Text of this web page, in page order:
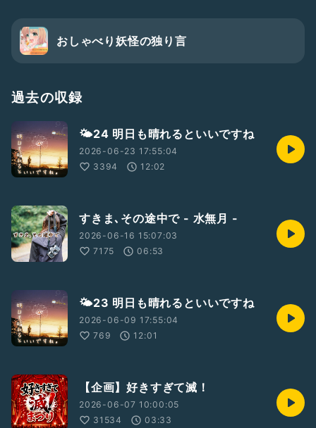
┉ ─ ┉ ─ ┉ ─ ┉ ─ ┉ ─
お便りは質問から🙇🏿‍♀️₎₎
・応援してほしいこと
・嫌なことあったから聞いて！
等など…いつでもお待ちしております
#明日も晴れるといいですね #夕方ラジオ
#1人ラジオ
#落ち着き #お疲れ様
おしゃべり妖怪の独り言
過去の収録
🌤24 明日も晴れるといいですね
2026-06-23 17:55:04
3394
12:02
すきま､その途中で - 水無月 -
2026-06-16 15:07:03
7175
06:53
🌤23 明日も晴れるといいですね
2026-06-09 17:55:04
769
12:01
【企画】好きすぎて滅！
2026-06-07 10:00:05
31534
03:33